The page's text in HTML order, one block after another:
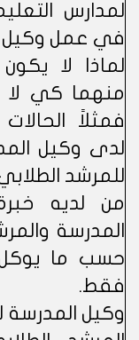
لمدارس
في عمل وكيل
لماذا لا
منهما كي لا
فمثلاً
لدى وكيل
للمرشد
من لديه
حسب ما يوكل
فقط.
وكيل المدرسة